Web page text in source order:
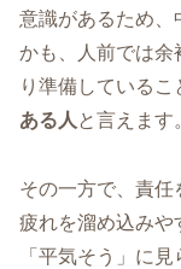
意識があるため、
かも、人前では余
り準備しているこ
ある人 と言えます
その一方で、責
疲れを溜め込みや
「平気そう」に